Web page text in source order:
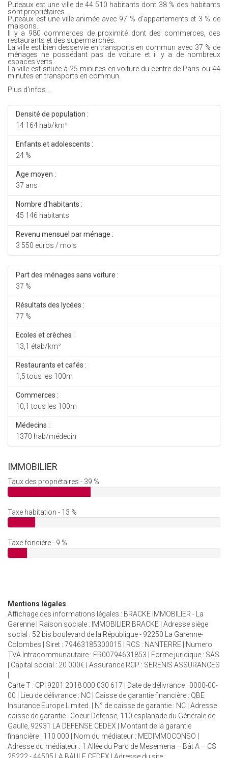
Puteaux est une ville de 44 510 habitants dont 38 % des habitants
sont propriétaires.
Puteaux est une ville animée avec 97 % d'appartements et 3 % de
maisons.
Il y a 980 commerces de proximité dont des commerces, des
restaurants et des supermarchés.
La ville est bien desservie en transports en commun avec 37 % de
ménages ne possédant pas de voiture et il y a de nombreux
espaces verts.
La ville est située à 25 minutes en voiture du centre de Paris ou 44
minutes en transports en commun.
Plus d'infos...
Densité de population :
14 164 hab/km²
Enfants et adolescents :
24 %
Age moyen :
37 ans
Nombre d'habitants :
45 146 habitants
Revenu mensuel par ménage :
3 550 euros / mois
Part des ménages sans voiture :
37 %
Résultats des lycées :
77 %
Ecoles et crèches :
13,1 étab/km²
Restaurants et cafés :
1,5 tous les 100m
Commerces :
10,1 tous les 100m
Médecins :
1370 hab/médecin
IMMOBILIER
Taux des propriétaires - 39 %
Taxe habitation - 13 %
Taxe foncière - 9 %
Mentions légales
Affichage des informations légales : BRACKE IMMOBILIER - La
Garenne | Raison sociale : IMMOBILIER BRACKE | Adresse siège
social : 52 bis boulevard de la République - 92250 La Garenne-
Colombes | Siret : 79463185300015 | RCS : NANTERRE | Numero
TVA Intracommunautaire : FR00794631853 | Forme juridique : SAS
| Capital social : 20 000€ | Assurance RCP : SERENIS ASSURANCES
Carte T : CPI 9201 2018 000 030 617 | Date de délivrance : 0000-00-
00 | Lieu de délivrance : NC | Caisse de garantie financière : QBE
Insurance Europe Limited. | N° de caisse de garantie : NC | Adresse
caisse de garantie : Coeur Défense, 110 esplanade du Générale de
Gaulle, 92931 LA DEFENSE CEDEX | Montant de la garantie
financière : 110 000 | Nom du médiateur : MEDIMMOCONSO |
Adresse du médiateur : 1 Allée du Parc de Mesemena – Bât A – CS